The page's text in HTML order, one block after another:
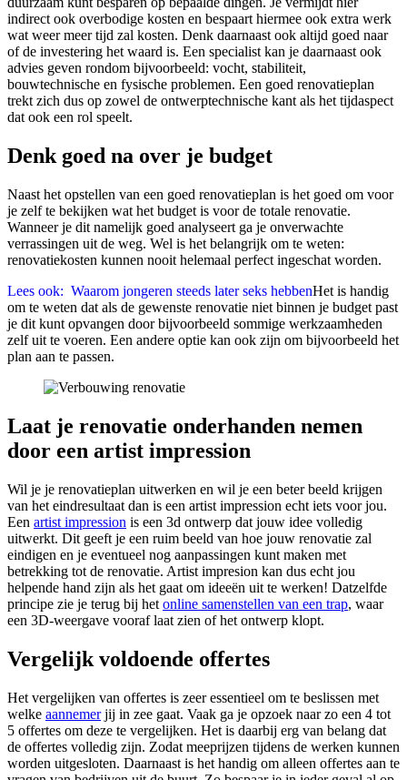
indirect ook overbodige kosten en bespaart hiermee ook extra werk
wat weer meer tijd zal kosten. Denk daarnaast ook altijd goed naar
of de investering het waard is. Een specialist kan je daarnaast ook
advies geven rondom bijvoorbeeld: vocht, stabiliteit,
bouwtechnische en fysische problemen. Een goed renovatieplan
trekt zich dus op zowel de ontwerptechnische kant als het tijdaspect
dat ook een rol speelt.
Denk goed na over je budget
Naast het opstellen van een goed renovatieplan is het goed om voor
je zelf te bekijken wat het budget is voor de totale renovatie.
Wanneer je dit namelijk goed analyseert ga je onverwachte
verrassingen uit de weg. Wel is het belangrijk om te weten:
renovatiekosten kunnen nooit helemaal perfect ingeschat worden.
Lees ook: Waarom jongeren steeds later seks hebbenHet is handig
om te weten dat als de gewenste renovatie niet binnen je budget past
je dit kunt opvangen door bijvoorbeeld sommige werkzaamheden
zelf uit te voeren. Een andere optie kan ook zijn om bijvoorbeeld het
plan aan te passen.
Laat je renovatie onderhanden nemen
door een artist impression
Wil je je renovatieplan uitwerken en wil je een beter beeld krijgen
van het eindresultaat dan is een artist impression echt iets voor jou.
Een artist impression is een 3d ontwerp dat jouw idee volledig
uitwerkt. Dit geeft je een ruim beeld van hoe jouw renovatie zal
eindigen en je eventueel nog aanpassingen kunt maken met
betrekking tot de renovatie. Artist impresion kan dus echt jou
helpende hand zijn als het gaat om ideeën uit te werken! Datzelfde
principe zie je terug bij het online samenstellen van een trap, waar
een 3D-weergave vooraf laat zien of het ontwerp klopt.
Vergelijk voldoende offertes
Het vergelijken van offertes is zeer essentieel om te beslissen met
welke aannemerjij in zee gaat. Vaak ga je opzoek naar zo een 4 tot
5 offertes om deze te vergelijken. Het is daarbij erg van belang dat
de offertes volledig zijn. Zodat meeprijzen tijdens de werken kunnen
worden uitgesloten. Daarnaast is het handig om alleen offertes aan te